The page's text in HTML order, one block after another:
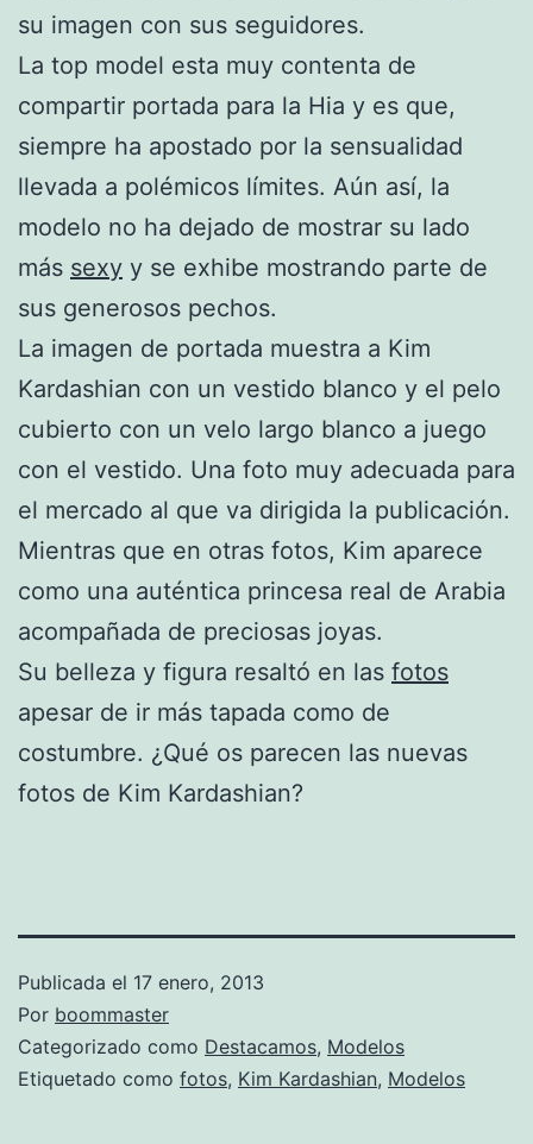
su imagen con sus seguidores.
La top model esta muy contenta de
compartir portada para la Hia y es que,
siempre ha apostado por la sensualidad
llevada a polémicos límites. Aún así, la
modelo no ha dejado de mostrar su lado
más sexy y se exhibe mostrando parte de
sus generosos pechos.
La imagen de portada muestra a Kim
Kardashian con un vestido blanco y el pelo
cubierto con un velo largo blanco a juego
con el vestido. Una foto muy adecuada para
el mercado al que va dirigida la publicación.
Mientras que en otras fotos, Kim aparece
como una auténtica princesa real de Arabia
acompañada de preciosas joyas.
Su belleza y figura resaltó en las fotos
apesar de ir más tapada como de
costumbre. ¿Qué os parecen las nuevas
fotos de Kim Kardashian?
Publicada el 17 enero, 2013
Por boommaster
Categorizado como Destacamos, Modelos
Etiquetado como fotos, Kim Kardashian, Modelos